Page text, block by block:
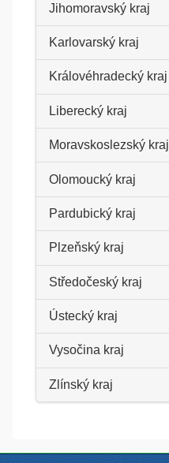
Jihomoravský kraj
Karlovarský kraj
Královéhradecký kraj
Liberecký kraj
Moravskoslezský kraj
Olomoucký kraj
Pardubický kraj
Plzeňský kraj
Středočeský kraj
Ústecký kraj
Vysočina kraj
Zlínský kraj